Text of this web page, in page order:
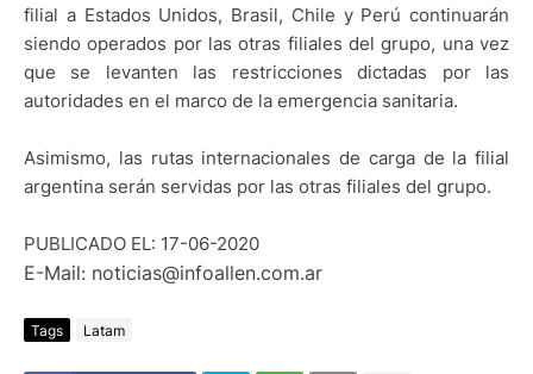
filial a Estados Unidos, Brasil, Chile y Perú continuarán
siendo operados por las otras filiales del grupo, una vez
que se levanten las restricciones dictadas por las
autoridades en el marco de la emergencia sanitaria.
Asimismo, las rutas internacionales de carga de la filial
argentina serán servidas por las otras filiales del grupo.
PUBLICADO EL: 17-06-2020
E-Mail: noticias@infoallen.com.ar
Tags Latam